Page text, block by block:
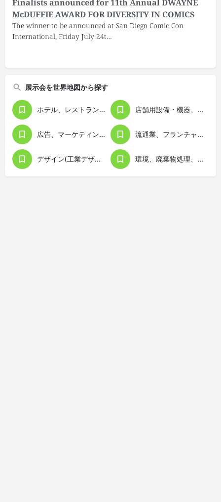
Finalists announced for 11th Annual DWAYNE
McDUFFIE AWARD FOR DIVERSITY IN COMICS
The winner to be announced at San Diego Comic Con
International, Friday July 24t…
展示会を世界地図から探す
ホテル、レストラン、ケータリング 店舗用設備・機器、ディスプレイ
広告、マーケティング、経営管理 流通業、フランチャイズビジネス
デザイン(工業デザイン） 環境、廃棄物処理、リサイクリング